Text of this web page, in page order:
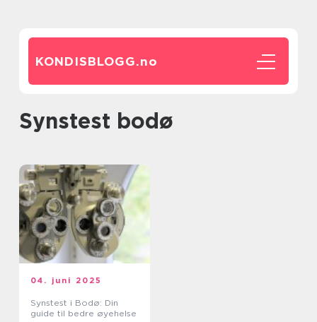
KONDISBLOGG.no
synstest bodø
04. juni 2025
Synstest i Bodø: Din
guide til bedre øyehelse